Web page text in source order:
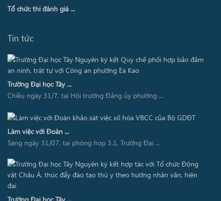
Tổ chức thi đánh giá ...
Tin tức
Trường Đại học Tây ...
Chiều ngày 31/7, tại Hội trường Đảng ủy phường ...
Làm việc với Đoàn ...
Sáng ngày 31/07, tại phòng họp 3.1, Trường Đại ...